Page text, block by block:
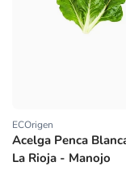
Proveedor:
ECOrigen
Acelga Penca
La Rioja - Manojo